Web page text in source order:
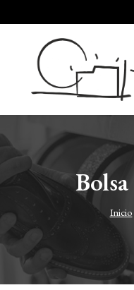
al
contenido
Inicio